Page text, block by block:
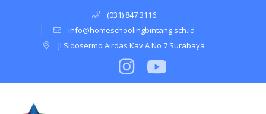
(031) 847 3116
info@homeschoolingbintang.sch.id
Jl Sidosermo Airdas Kav A No 7 Surabaya
Instagram
Profile
Youtube